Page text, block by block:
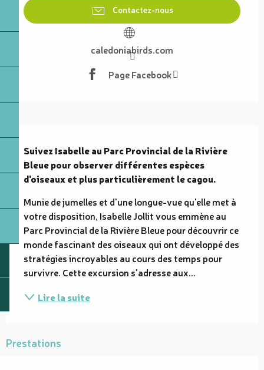
Contactez-nous
caledoniabirds.com
Page Facebook
Description
Suivez Isabelle au Parc Provincial de la Rivière
Bleue pour observer différentes espèces
d'oiseaux et plus particulièrement le cagou.
Munie de jumelles et d'une longue-vue qu'elle met à
votre disposition, Isabelle Jollit vous emmène au
Parc Provincial de la Rivière Bleue pour découvrir ce
monde fascinant des oiseaux qui ont développé des
stratégies incroyables au cours des temps pour
survivre. Cette excursion s'adresse aux...
Lire la suite
Prestations